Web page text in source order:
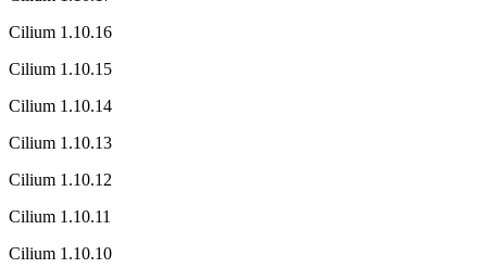
Cilium 1.10.16
Cilium 1.10.15
Cilium 1.10.14
Cilium 1.10.13
Cilium 1.10.12
Cilium 1.10.11
Cilium 1.10.10